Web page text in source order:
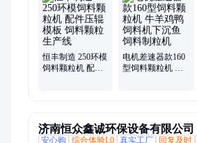
恒丰制造 250环模
饲料颗粒机 配件
电机差速器款160
型饲料颗粒机 牛
济南恒众鑫诚环保设备有限公司
安心购
综合体验L0 真实工厂 回复及时